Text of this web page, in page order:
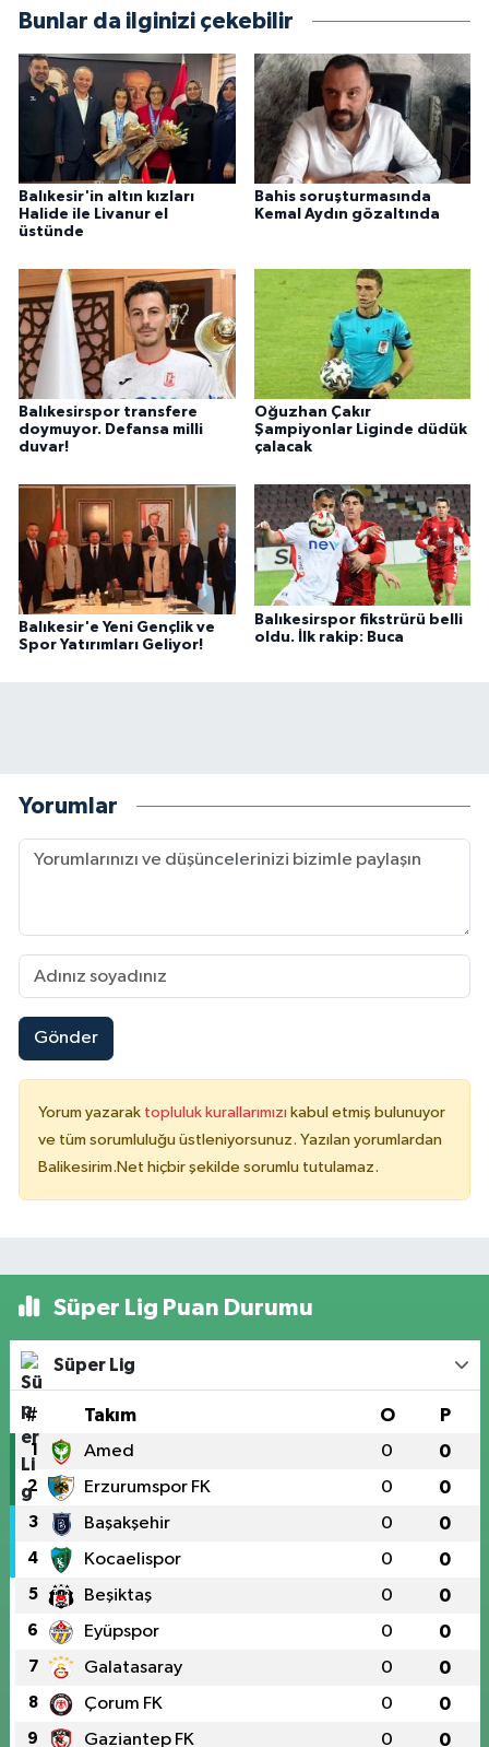
Bunlar da ilginizi çekebilir
Balıkesir'in altın kızları
Halide ile Livanur el
üstünde
Bahis soruşturmasında
Kemal Aydın gözaltında
Balıkesirspor transfere
doymuyor. Defansa milli
duvar!
Oğuzhan Çakır
Şampiyonlar Liginde düdük
çalacak
Balıkesir'e Yeni Gençlik ve
Spor Yatırımları Geliyor!
Balıkesirspor fikstrürü belli
oldu. İlk rakip: Buca
Yorumlar
Gönder
Yorum yazarak topluluk kurallarımızı kabul etmiş bulunuyor
ve tüm sorumluluğu üstleniyorsunuz. Yazılan yorumlardan
Balikesirim.Net hiçbir şekilde sorumlu tutulamaz.
Süper Lig Puan Durumu
Süper Lig
# Takım O P
1 Amed 0 0
2 Erzurumspor FK 0 0
3 Başakşehir 0 0
4 Kocaelispor 0 0
5 Beşiktaş 0 0
6 Eyüpspor 0 0
7 Galatasaray 0 0
8 Çorum FK 0 0
9 Gaziantep FK 0 0